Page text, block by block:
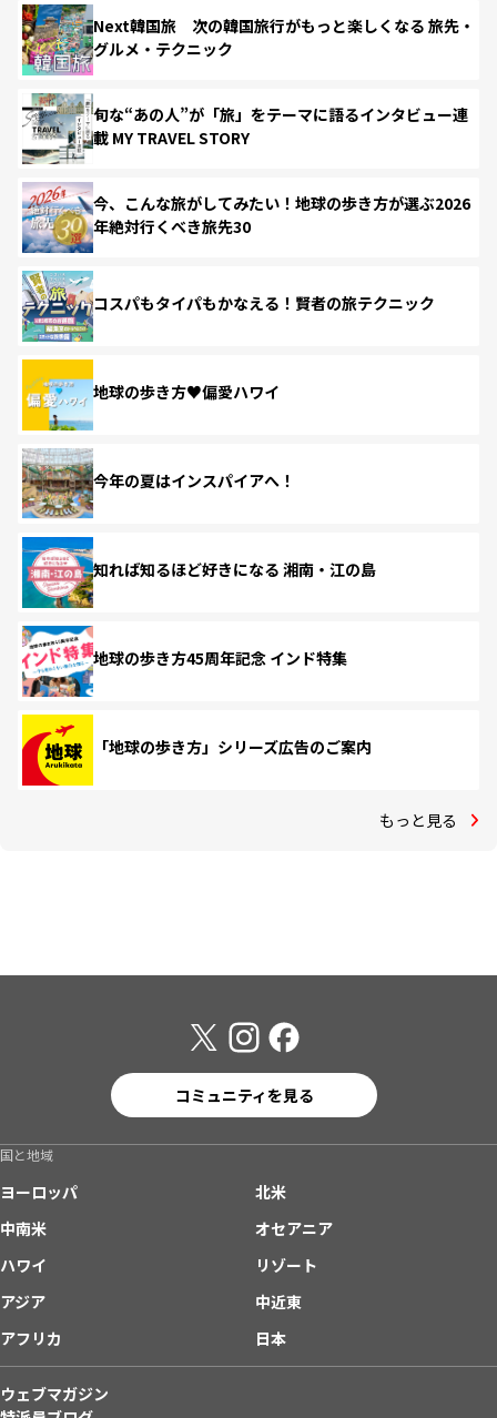
Next韓国旅 次の韓国旅行がもっと楽しくなる 旅先・
グルメ・テクニック
旬な“あの人”が「旅」をテーマに語るインタビュー連
載 MY TRAVEL STORY
今、こんな旅がしてみたい！地球の歩き方が選ぶ2026
年絶対行くべき旅先30
コスパもタイパもかなえる！賢者の旅テクニック
地球の歩き方♥偏愛ハワイ
今年の夏はインスパイアへ！
知れば知るほど好きになる 湘南・江の島
地球の歩き方45周年記念 インド特集
「地球の歩き方」シリーズ広告のご案内
もっと見る
コミュニティを見る
国と地域
ヨーロッパ
北米
中南米
オセアニア
ハワイ
リゾート
アジア
中近東
アフリカ
日本
ウェブマガジン